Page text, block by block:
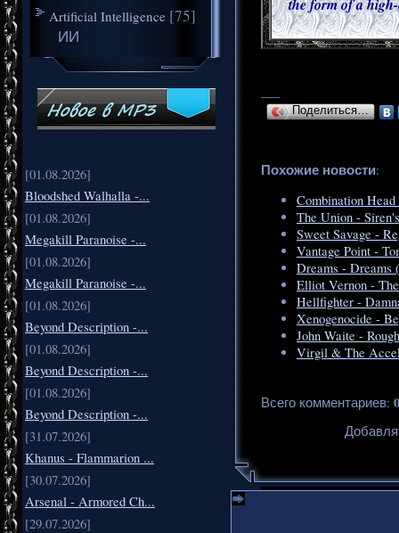
Artificial Intelligence [75]
ИИ
[01.08.2026]
Bloodshed Walhalla -...
[01.08.2026]
Megakill Paranoise -...
[01.08.2026]
Megakill Paranoise -...
[01.08.2026]
Beyond Description -...
[01.08.2026]
Beyond Description -...
[01.08.2026]
Beyond Description -...
[31.07.2026]
Khanus - Flammarion ...
[30.07.2026]
Arsenal - Armored Ch...
[29.07.2026]
the form of a
Поделиться…
Похожие новости:
Combination
The Union -
Sweet Savage -
Vantage Point -
Dreams - Dreams
Elliot Vernon -
Hellfighter -
Xenogenocide -
John Waite -
Virgil & The
Всего комментариев: 0